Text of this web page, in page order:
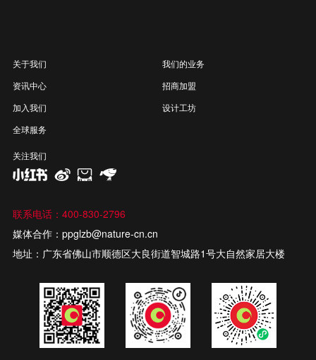
关于我们
我们的业务
资讯中心
招商加盟
加入我们
设计工坊
全球服务
关注我们
联系电话：400-830-2796
媒体合作：ppglzb@nature-cn.cn
地址：广东省佛山市顺德区大良街道智城路1号大自然家居大楼